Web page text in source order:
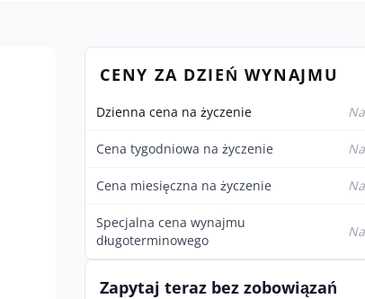
CENY ZA DZIEŃ WYNAJMU
Dzienna cena na życzenie
Cena tygodniowa na życzenie
Cena miesięczna na życzenie
Specjalna cena wynajmu
długoterminowego
Zapytaj teraz bez zobowiązań